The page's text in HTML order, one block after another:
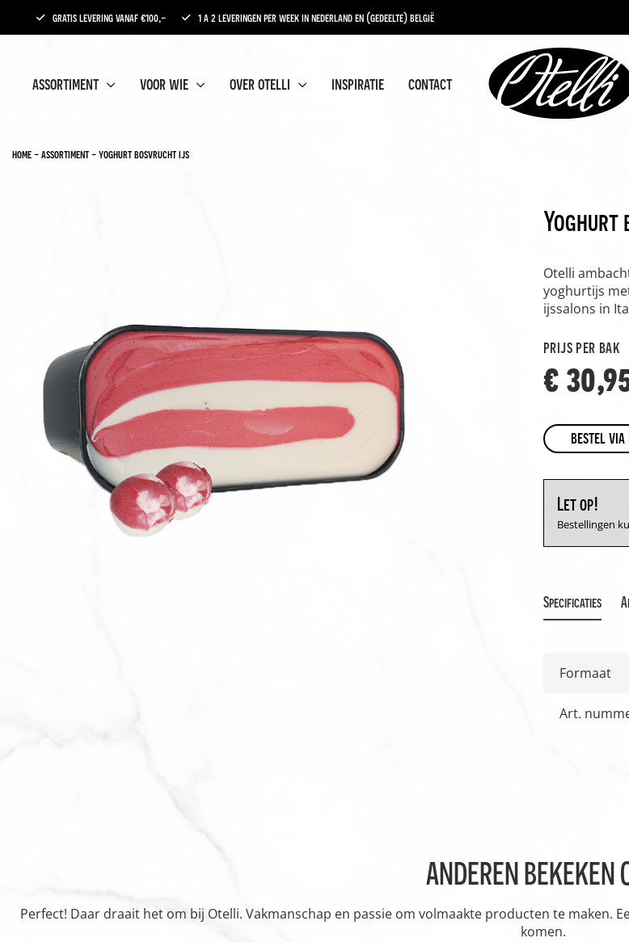
gratis levering vanaf €100,- 1 a 2 leveringen per week in nederland en (gedeelte) belgië
assortiment voor wie over otelli inspiratie contact
home-assortiment-yoghurt bosvrucht ijs
Yoghurt
Otelli
yoghurtijs
ijssalons in
prijs per bak
€
bestel via
Let op!
Bestellingen
Specificaties
Formaat
Art.
ANDEREN BEKEKEN
Perfect! Daar draait het om bij Otelli. Vakmanschap en passie om volmaakte producten te maken.
komen.